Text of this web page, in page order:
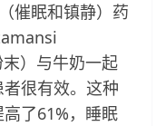
催眠和镇静）药
）与牛奶一起
很有效。这种
了61%，睡眠